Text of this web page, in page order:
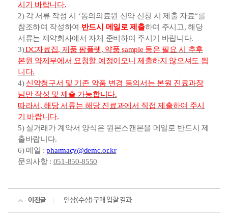
시기 바랍니다.
2) 각 서류 작성 시 ‘동의의료원 신약 신청 시 제출 자료“를
참조하여 작성하여 반드시 메일로 제출하여 주시고,해당
서류는 제약회사에서 자체 준비하여 주시기 바랍니다.
3)DC자료집, 제품 팜플렛, 약품sample 등은 필요 시 추후
본원 약제부에서 요청할 예정이오니 제출하지 않으셔도 됩
니다.
4) 신약청구서 및 기존 약품 변경 동의서는 본원 진료과장
님만 작성 및 제출 가능합니다.
따라서 ,해당 서류는 해당 진료과에서 직접 제출하여 주시
기 바랍니다.
5) 실거래가 계약서 양식은 원본스캔본을 메일로 반드시 제
출바랍니다.
6) 메일 :pharmacy@demc.or.kr
문의사항 : 051-850-8550
이전글 인삼(수삼)구매 입찰 결과